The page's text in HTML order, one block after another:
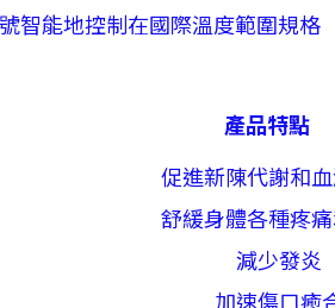
智能地控制在國際溫度範圍規格
產品特點
促進新陳代謝和
舒緩身體各種疼
減少發炎
加速傷口癒